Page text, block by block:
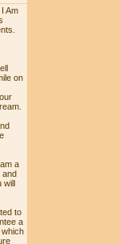
Am
on
a
and
will
to
a